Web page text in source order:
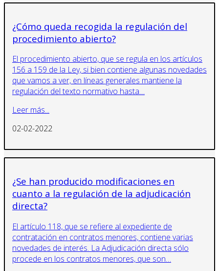
¿Cómo queda recogida la regulación del
procedimiento abierto?
El procedimiento abierto, que se regula en los artículos
156 a 159 de la Ley, si bien contiene algunas novedades
que vamos a ver, en líneas generales mantiene la
regulación del texto normativo hasta…
Leer más...
02-02-2022
¿Se han producido modificaciones en
cuanto a la regulación de la adjudicación
directa?
El artículo 118, que se refiere al expediente de
contratación en contratos menores, contiene varias
novedades de interés. La Adjudicación directa sólo
procede en los contratos menores, que son…